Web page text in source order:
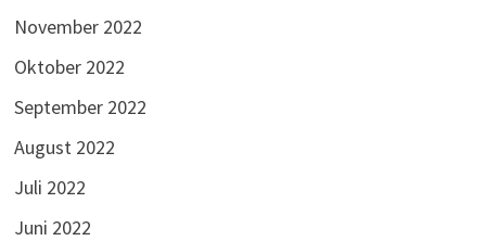
November 2022
Oktober 2022
September 2022
August 2022
Juli 2022
Juni 2022